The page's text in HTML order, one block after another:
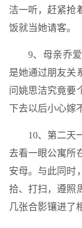
洁一听，赶紧抢
饭就当她请客。
9、母亲乔
是她通过朋友关
问姚思洁究竟要
下去以后小心嫁
10、第二天
去看一眼公寓所
安母。与此同时
拾、打扫，遵照
几张合影镶进了